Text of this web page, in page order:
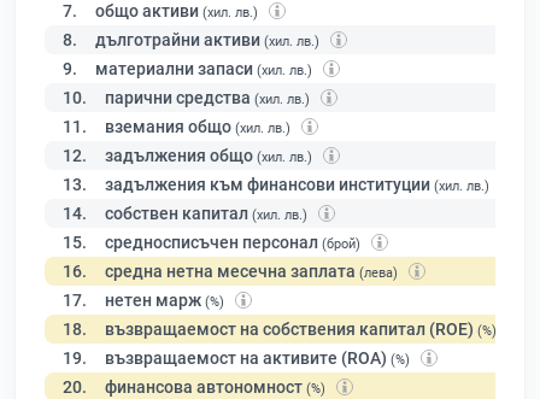
7. общо активи (хил. лв.)
8. дълготрайни активи (хил. лв.)
9. материални запаси (хил. лв.)
10. парични средства (хил. лв.)
11. вземания общо (хил. лв.)
12. задължения общо (хил. лв.)
13. задължения към финансови институции (хил. лв.)
14. собствен капитал (хил. лв.)
15. средносписъчен персонал (брой)
16. средна нетна месечна заплата (лева)
17. нетен марж (%)
18. възвращаемост на собствения капитал (ROE) (%)
19. възвращаемост на активите (ROA) (%)
20. финансова автономност (%)